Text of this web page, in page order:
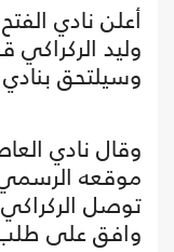
أعلن نادي
وليد الركراكي
وسيلتحق
وقال نادي
موقعه الرسمي
توصل
وافق على طلب